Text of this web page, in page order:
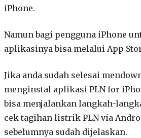
iPhone.
Namun bagi pengguna iPhone
aplikasinya bisa melalui App
Jika anda sudah selesai
menginstal aplikasi PLN for
bisa menjalankan langkah-
cek tagihan listrik PLN via
sebelumnya sudah dijelaskan.